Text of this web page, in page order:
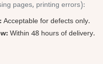
pages, printing errors):
Acceptable for defects only.
Within 48 hours of delivery.